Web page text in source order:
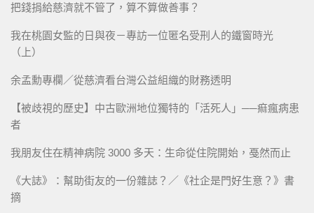
把錢捐給慈濟就不管了，算不算做善事？
我在桃園女監的日與夜－專訪一位匿名受刑人的鐵窗時光
（上）
余孟勳專欄／從慈濟看台灣公益組織的財務透明
【被歧視的歷史】中古歐洲地位獨特的「活死人」──痲瘋病患
者
我朋友住在精神病院 3000 多天：生命從住院開始，戞然而止
《大誌》：幫助街友的一份雜誌？／《社企是門好生意？》書
摘